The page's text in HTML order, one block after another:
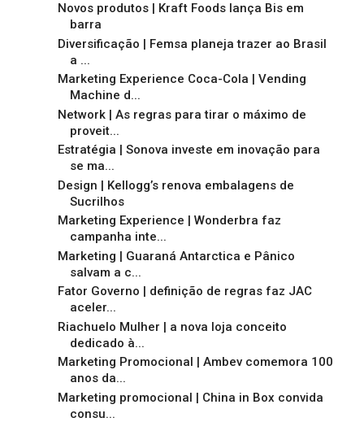
Novos produtos | Kraft Foods lança Bis em
barra
Diversificação | Femsa planeja trazer ao Brasil
a ...
Marketing Experience Coca-Cola | Vending
Machine d...
Network | As regras para tirar o máximo de
proveit...
Estratégia | Sonova investe em inovação para
se ma...
Design | Kellogg’s renova embalagens de
Sucrilhos
Marketing Experience | Wonderbra faz
campanha inte...
Marketing | Guaraná Antarctica e Pânico
salvam a c...
Fator Governo | definição de regras faz JAC
aceler...
Riachuelo Mulher | a nova loja conceito
dedicado à...
Marketing Promocional | Ambev comemora 100
anos da...
Marketing promocional | China in Box convida
consu...